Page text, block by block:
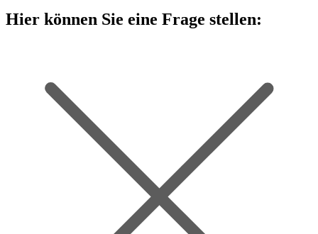
Hier können Sie eine Frage stellen: